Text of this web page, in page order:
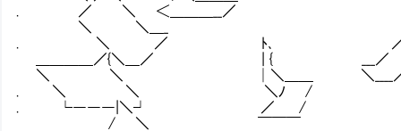
. ／ ＼ ＜＿＿＿__／ ￣
＼ ＼＿_
. ＼ ／ ﾄ､ ／＼
＿＿＿＿／{＼＿／ | { ___／
＼ ＼ │＼＿＿ ＼____
. ＼ ＼ ＼ﾉ / | ＼
. └―――|＼┘ ／ / / |
/ ＼ ￣￣￣